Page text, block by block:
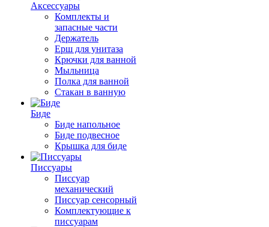
Аксессуары
Комплекты и
запасные части
Держатель
Ерш для унитаза
Крючки для ванной
Мыльница
Полка для ванной
Стакан в ванную
Биде
Биде напольное
Биде подвесное
Крышка для биде
Писсуары
Писсуар
механический
Писсуар сенсорный
Комплектующие к
писсуарам